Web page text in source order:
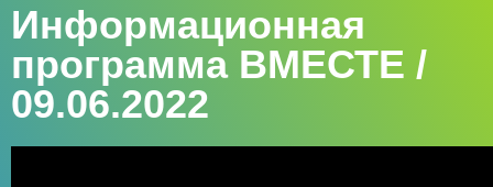
Информационная
программа ВМЕСТЕ /
09.06.2022